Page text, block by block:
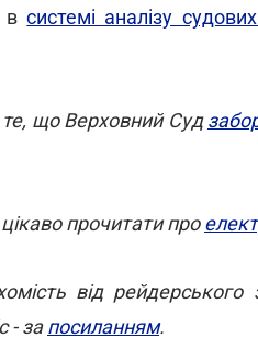
всистемі аналізу
що Верховний Суд
прочитати про
від
- запосиланням.